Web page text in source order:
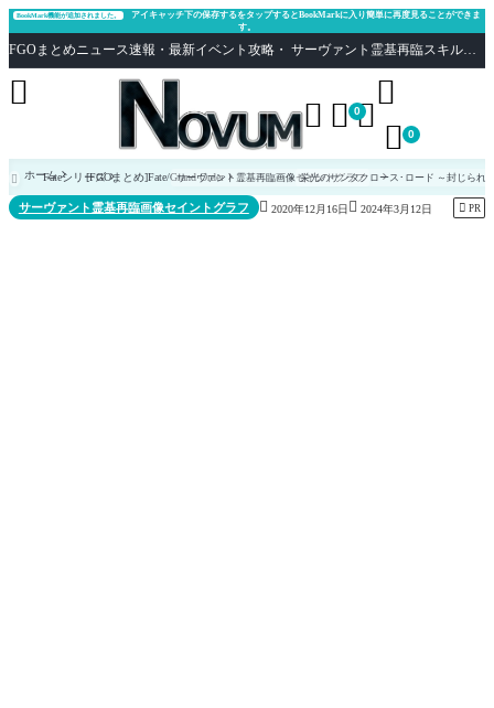
BookMark機能が追加されました。
アイキャッチ下の保存するをタップするとBookMarkに入り簡単に再度見ることができま
す。
FGOまとめニュース速報・最新イベント攻略・ サーヴァント霊基再臨スキル性能評価まとめ Fate/Grand Order
  0

 0

 ホームFateシリーズ[FGOまとめ]Fate/Grand Orderサーヴァント霊基再臨画像セイントグラフ栄光のサンタクロース･ロード ～封じられ
サーヴァント霊基再臨画像セイントグラフ  2020年12月16日  2024年3月12日  PR